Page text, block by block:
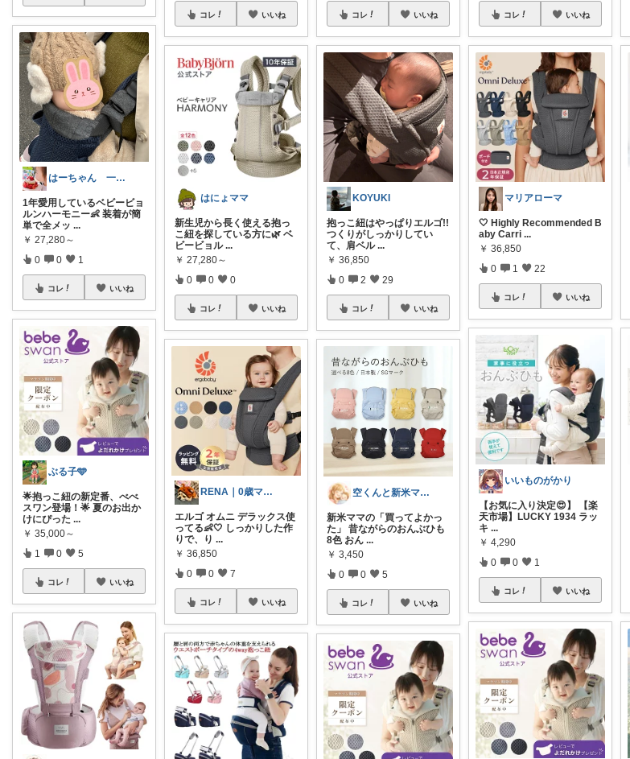
はーちゃん 一歳児ママ
1年愛用しているベビービョ
ルンハーモニー👶 装着が簡
単で全メッ ...
￥ 27,280～
0 0 1
コレ いいね
ぶる子🩵
🌟抱っこ紐の新定番、べべ
スワン登場！🌟 夏のお出か
けにぴった ...
￥ 35,000～
1 0 5
コレ いいね
コレ いいね
はにょママ
新生児から長く使える抱っ
こ紐を探している方に🌿 ベ
ビービョル ...
￥ 27,280～
0 0 0
コレ いいね
RENA｜0歳ママ👶犬猫暮らし🐶🐱
エルゴ オムニ デラックス使
ってる👶🤍 しっかりした作
りで、り ...
￥ 36,850
0 0 7
コレ いいね
コレ いいね
KOYUKI
抱っこ紐はやっぱりエルゴ!!
つくりがしっかりしてい
て、肩ベル ...
￥ 36,850
0 2 29
コレ いいね
空くんと新米ママ🌸💪
新米ママの「買ってよかっ
た」 昔ながらのおんぶひも
8色 おん ...
￥ 3,450
0 0 5
コレ いいね
コレ いいね
マリアローマ
🤍 Highly Recommended B
aby Carri ...
￥ 36,850
0 1 22
コレ いいね
いいものがかり
【お気に入り決定😍】 【楽
天市場】LUCKY 1934 ラッ
キ ...
￥ 4,290
0 0 1
コレ いいね